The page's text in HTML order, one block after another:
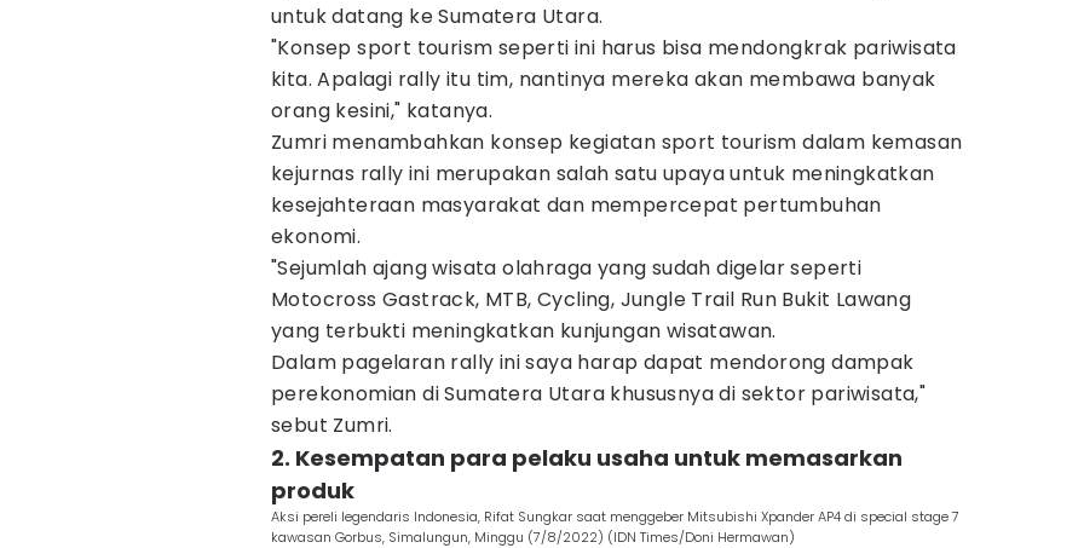
untuk datang ke Sumatera Utara.
"Konsep sport tourism seperti ini harus bisa mendongkrak pariwisata
kita. Apalagi rally itu tim, nantinya mereka akan membawa banyak
orang kesini," katanya.
Zumri menambahkan konsep kegiatan sport tourism dalam kemasan
kejurnas rally ini merupakan salah satu upaya untuk meningkatkan
kesejahteraan masyarakat dan mempercepat pertumbuhan
ekonomi.
"Sejumlah ajang wisata olahraga yang sudah digelar seperti
Motocross Gastrack, MTB, Cycling, Jungle Trail Run Bukit Lawang
yang terbukti meningkatkan kunjungan wisatawan.
Dalam pagelaran rally ini saya harap dapat mendorong dampak
perekonomian di Sumatera Utara khususnya di sektor pariwisata,"
sebut Zumri.
2. Kesempatan para pelaku usaha untuk memasarkan
produk
Aksi pereli legendaris Indonesia, Rifat Sungkar saat menggeber Mitsubishi Xpander AP4 di special stage 7
kawasan Gorbus, Simalungun, Minggu (7/8/2022) (IDN Times/Doni Hermawan)